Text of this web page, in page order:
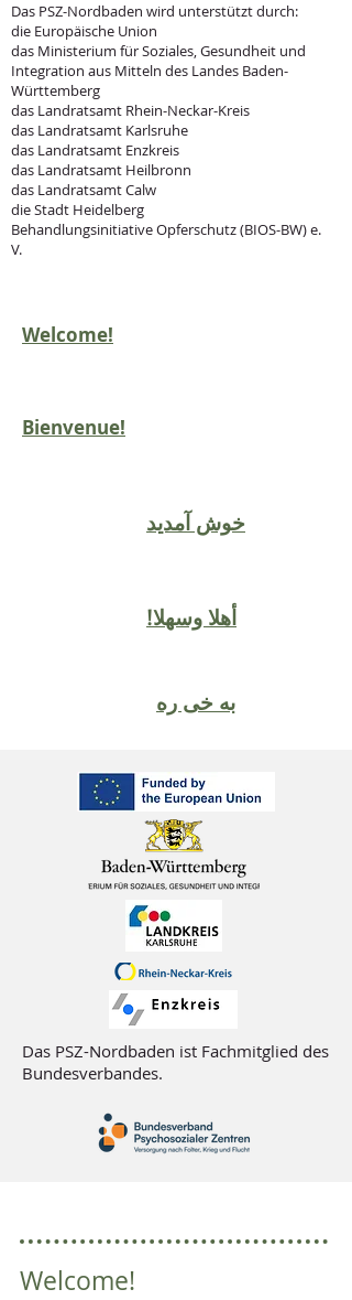
Das PSZ-Nordbaden wird unterstützt durch:
die Europäische Union
das Ministerium für Soziales, Gesundheit und
Integration aus Mitteln des Landes Baden-
Württemberg
das Landratsamt Rhein-Neckar-Kreis
das Landratsamt Karlsruhe
das Landratsamt Enzkreis
das Landratsamt Heilbronn
das Landratsamt Calw
die Stadt Heidelberg
Behandlungsinitiative Opferschutz (BIOS-BW) e.
V.
Welcome!
Bienvenue!
خوش آمدید
!أهلا وسهلا
به خی ره
Das PSZ-Nordbaden ist Fachmitglied des
Bundesverbandes.
Welcome!